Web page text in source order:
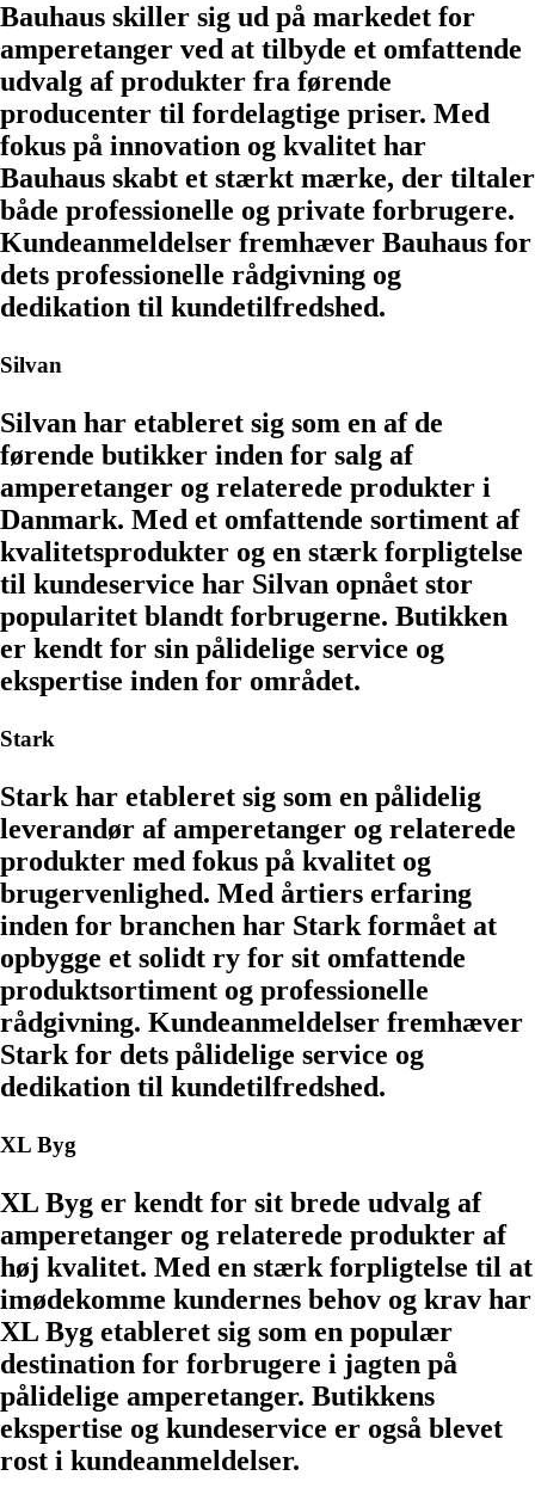
Bauhaus skiller sig ud på markedet for
amperetanger ved at tilbyde et omfattende
udvalg af produkter fra førende
producenter til fordelagtige priser. Med
fokus på innovation og kvalitet har
Bauhaus skabt et stærkt mærke, der tiltaler
både professionelle og private forbrugere.
Kundeanmeldelser fremhæver Bauhaus for
dets professionelle rådgivning og
dedikation til kundetilfredshed.
Silvan
Silvan har etableret sig som en af de
førende butikker inden for salg af
amperetanger og relaterede produkter i
Danmark. Med et omfattende sortiment af
kvalitetsprodukter og en stærk forpligtelse
til kundeservice har Silvan opnået stor
popularitet blandt forbrugerne. Butikken
er kendt for sin pålidelige service og
ekspertise inden for området.
Stark
Stark har etableret sig som en pålidelig
leverandør af amperetanger og relaterede
produkter med fokus på kvalitet og
brugervenlighed. Med årtiers erfaring
inden for branchen har Stark formået at
opbygge et solidt ry for sit omfattende
produktsortiment og professionelle
rådgivning. Kundeanmeldelser fremhæver
Stark for dets pålidelige service og
dedikation til kundetilfredshed.
XL Byg
XL Byg er kendt for sit brede udvalg af
amperetanger og relaterede produkter af
høj kvalitet. Med en stærk forpligtelse til at
imødekomme kundernes behov og krav har
XL Byg etableret sig som en populær
destination for forbrugere i jagten på
pålidelige amperetanger. Butikkens
ekspertise og kundeservice er også blevet
rost i kundeanmeldelser.